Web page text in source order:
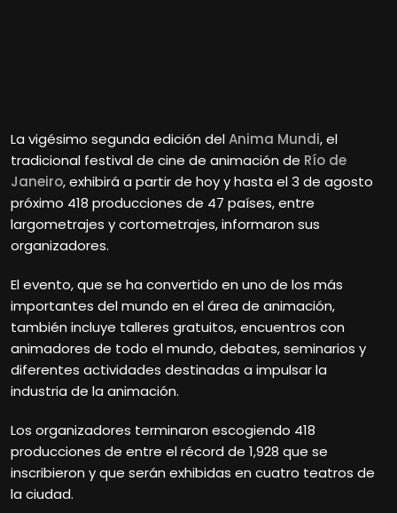
La vigésimo segunda edición delAnima Mundi, el
tradicional festival de cine de animación de Río de
Janeiro, exhibirá a partir de hoy y hasta el 3 de agosto
próximo 418 producciones de 47 países, entre
largometrajes y cortometrajes, informaron sus
organizadores.
El evento, que se ha convertido en uno de los más
importantes del mundo en el área de animación,
también incluye talleres gratuitos, encuentros con
animadores de todo el mundo, debates, seminarios y
diferentes actividades destinadas a impulsar la
industria de la animación.
Los organizadores terminaron escogiendo 418
producciones de entre el récord de 1,928 que se
inscribieron y que serán exhibidas en cuatro teatros de
la ciudad.